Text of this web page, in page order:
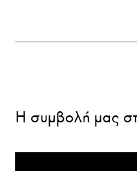
Η συμβολή μας